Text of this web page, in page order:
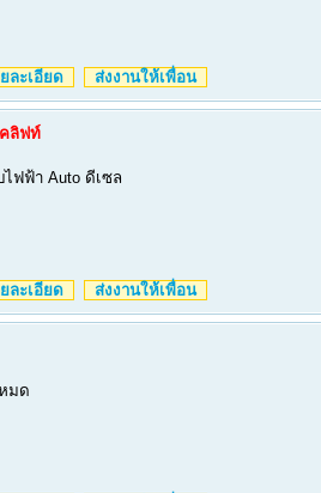
ละเอียด ส่งงานให้เพื่อน
ลิฟท์
ฟฟ้า Auto ดีเซล
ละเอียด ส่งงานให้เพื่อน
มด